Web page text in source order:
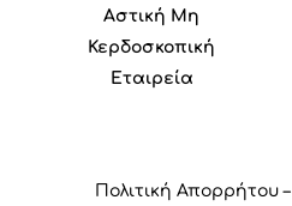
Αστική Mη
Κερδοσκοπική
Εταιρεία
Πολιτική Απορρήτου–